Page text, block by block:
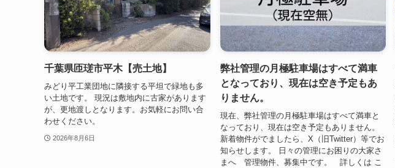
千葉県匝瑳市平木【売土地】
みどり平工業団地に隣接する平坦で緑地も多
い土地です。 現況は敷地内に古家があります
が、更地渡しとなります。お気軽にお問い合
わせください。
2026年8月6日
弊社管理の月極駐車場はすべて満車
となっており、現在は空き予定もあ
りません。
現在、弊社管理の月極駐車場はすべて満車と
なっており、現在は空き予定もありません。
新着物件がでましたら、X（旧Twitter）等でお
知らせします。 日々の管理にお困りの大家さ
まへ 管理物件、募集中です。 詳しくは こ